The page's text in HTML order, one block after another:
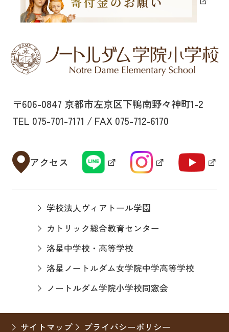
〒606-0847 京都市左京区下鴨南野々神町1-2
TEL 075-701-7171 / FAX 075-712-6170
アクセス
学校法人ヴィアトール学園
カトリック総合教育センター
洛星中学校・高等学校
洛星ノートルダム女学院中学高等学校
ノートルダム学院小学校同窓会
サイトマップ プライバシーポリシー